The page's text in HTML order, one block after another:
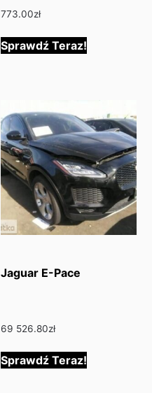
773.00zł
Sprawdź Teraz!
Jaguar E-Pace
69 526.80zł
Sprawdź Teraz!